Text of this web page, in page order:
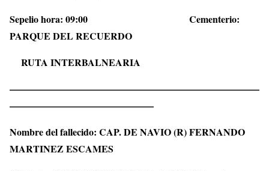
Sepelio hora: 09:00 Cementerio:
PARQUE DEL RECUERDO
RUTA INTERBALNEARIA
——————————————————————————
———————————————
Nombre del fallecido: CAP. DE NAVIO (R) FERNANDO
MARTINEZ ESCAMES